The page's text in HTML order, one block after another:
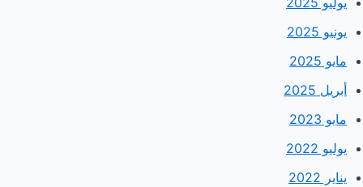
يونيو 2025
مايو 2025
أبريل 2025
مايو 2023
يوليو 2022
يناير 2022